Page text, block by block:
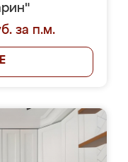
за п.м.